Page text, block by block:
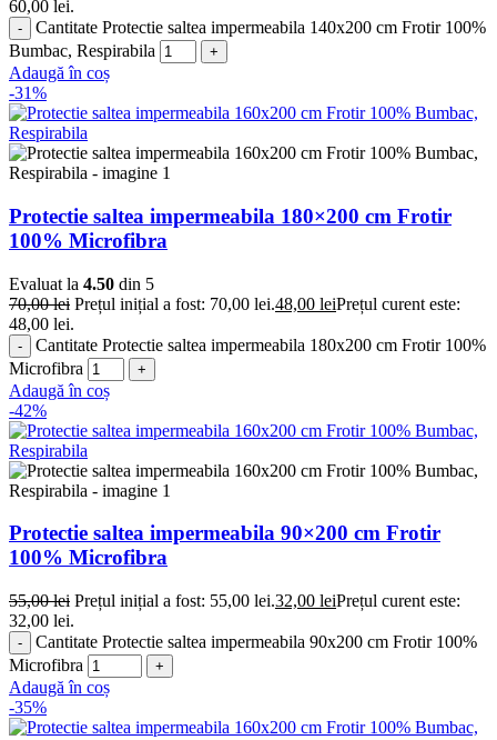
60,00 lei.
Cantitate Protectie saltea impermeabila 140x200 cm Frotir 100%
Bumbac, Respirabila
Adaugă în coș
-31%
Protectie saltea impermeabila 180×200 cm Frotir
100% Microfibra
Evaluat la 4.50 din 5
70,00lei Prețul inițial a fost: 70,00 lei.48,00 leiPrețul curent este:
48,00 lei.
Cantitate Protectie saltea impermeabila 180x200 cm Frotir 100%
Microfibra
Adaugă în coș
-42%
Protectie saltea impermeabila 90×200 cm Frotir
100% Microfibra
55,00lei Prețul inițial a fost: 55,00 lei.32,00 leiPrețul curent este:
32,00 lei.
Cantitate Protectie saltea impermeabila 90x200 cm Frotir 100%
Microfibra
Adaugă în coș
-35%